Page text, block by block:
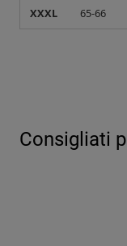
XXXL 65-66
Consigliati